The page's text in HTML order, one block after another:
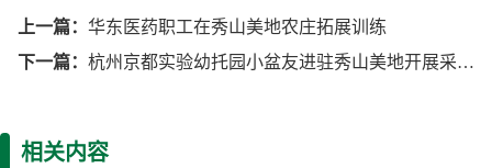
上一篇： 华东医药职工在秀山美地农庄拓展训练
下一篇： 杭州京都实验幼托园小盆友进驻秀山美地开展采摘亲子游
相关内容